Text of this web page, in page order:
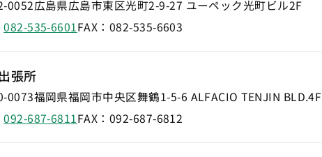
0052広島県広島市東区光町2-9-27 ユーペック光町ビル2F
082-535-6601FAX： 082-535-6603
張所
0073福岡県福岡市中央区舞鶴1-5-6 ALFACIO TENJIN BLD.4F
092-687-6811FAX： 092-687-6812